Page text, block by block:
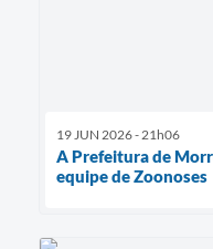
19 JUN 2026 - 21h06
A Prefeitura de
equipe de Zoonoses